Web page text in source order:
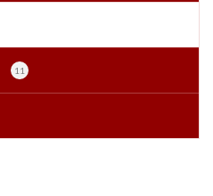
11